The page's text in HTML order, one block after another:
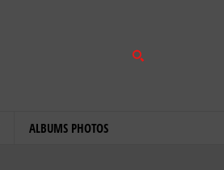
ALBUMS PHOTOS